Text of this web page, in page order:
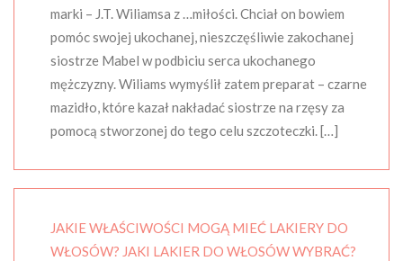
marki – J.T. Wiliamsa z …miłości. Chciał on bowiem
pomóc swojej ukochanej, nieszczęśliwie zakochanej
siostrze Mabel w podbiciu serca ukochanego
mężczyzny. Wiliams wymyślił zatem preparat – czarne
mazidło, które kazał nakładać siostrze na rzęsy za
pomocą stworzonej do tego celu szczoteczki. […]
JAKIE WŁAŚCIWOŚCI MOGĄ MIEĆ LAKIERY DO
WŁOSÓW? JAKI LAKIER DO WŁOSÓW WYBRAĆ?